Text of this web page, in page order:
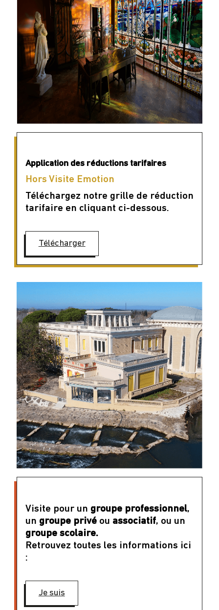
Application des réductions tarifaires
Hors Visite Emotion
Téléchargez notre grille de réduction
tarifaire en cliquant ci-dessous.
Télécharger
Visite pour un groupe professionnel,
un groupe privéou associatif, ou un
groupe scolaire.
Retrouvez toutes les informations ici
:
Je suis